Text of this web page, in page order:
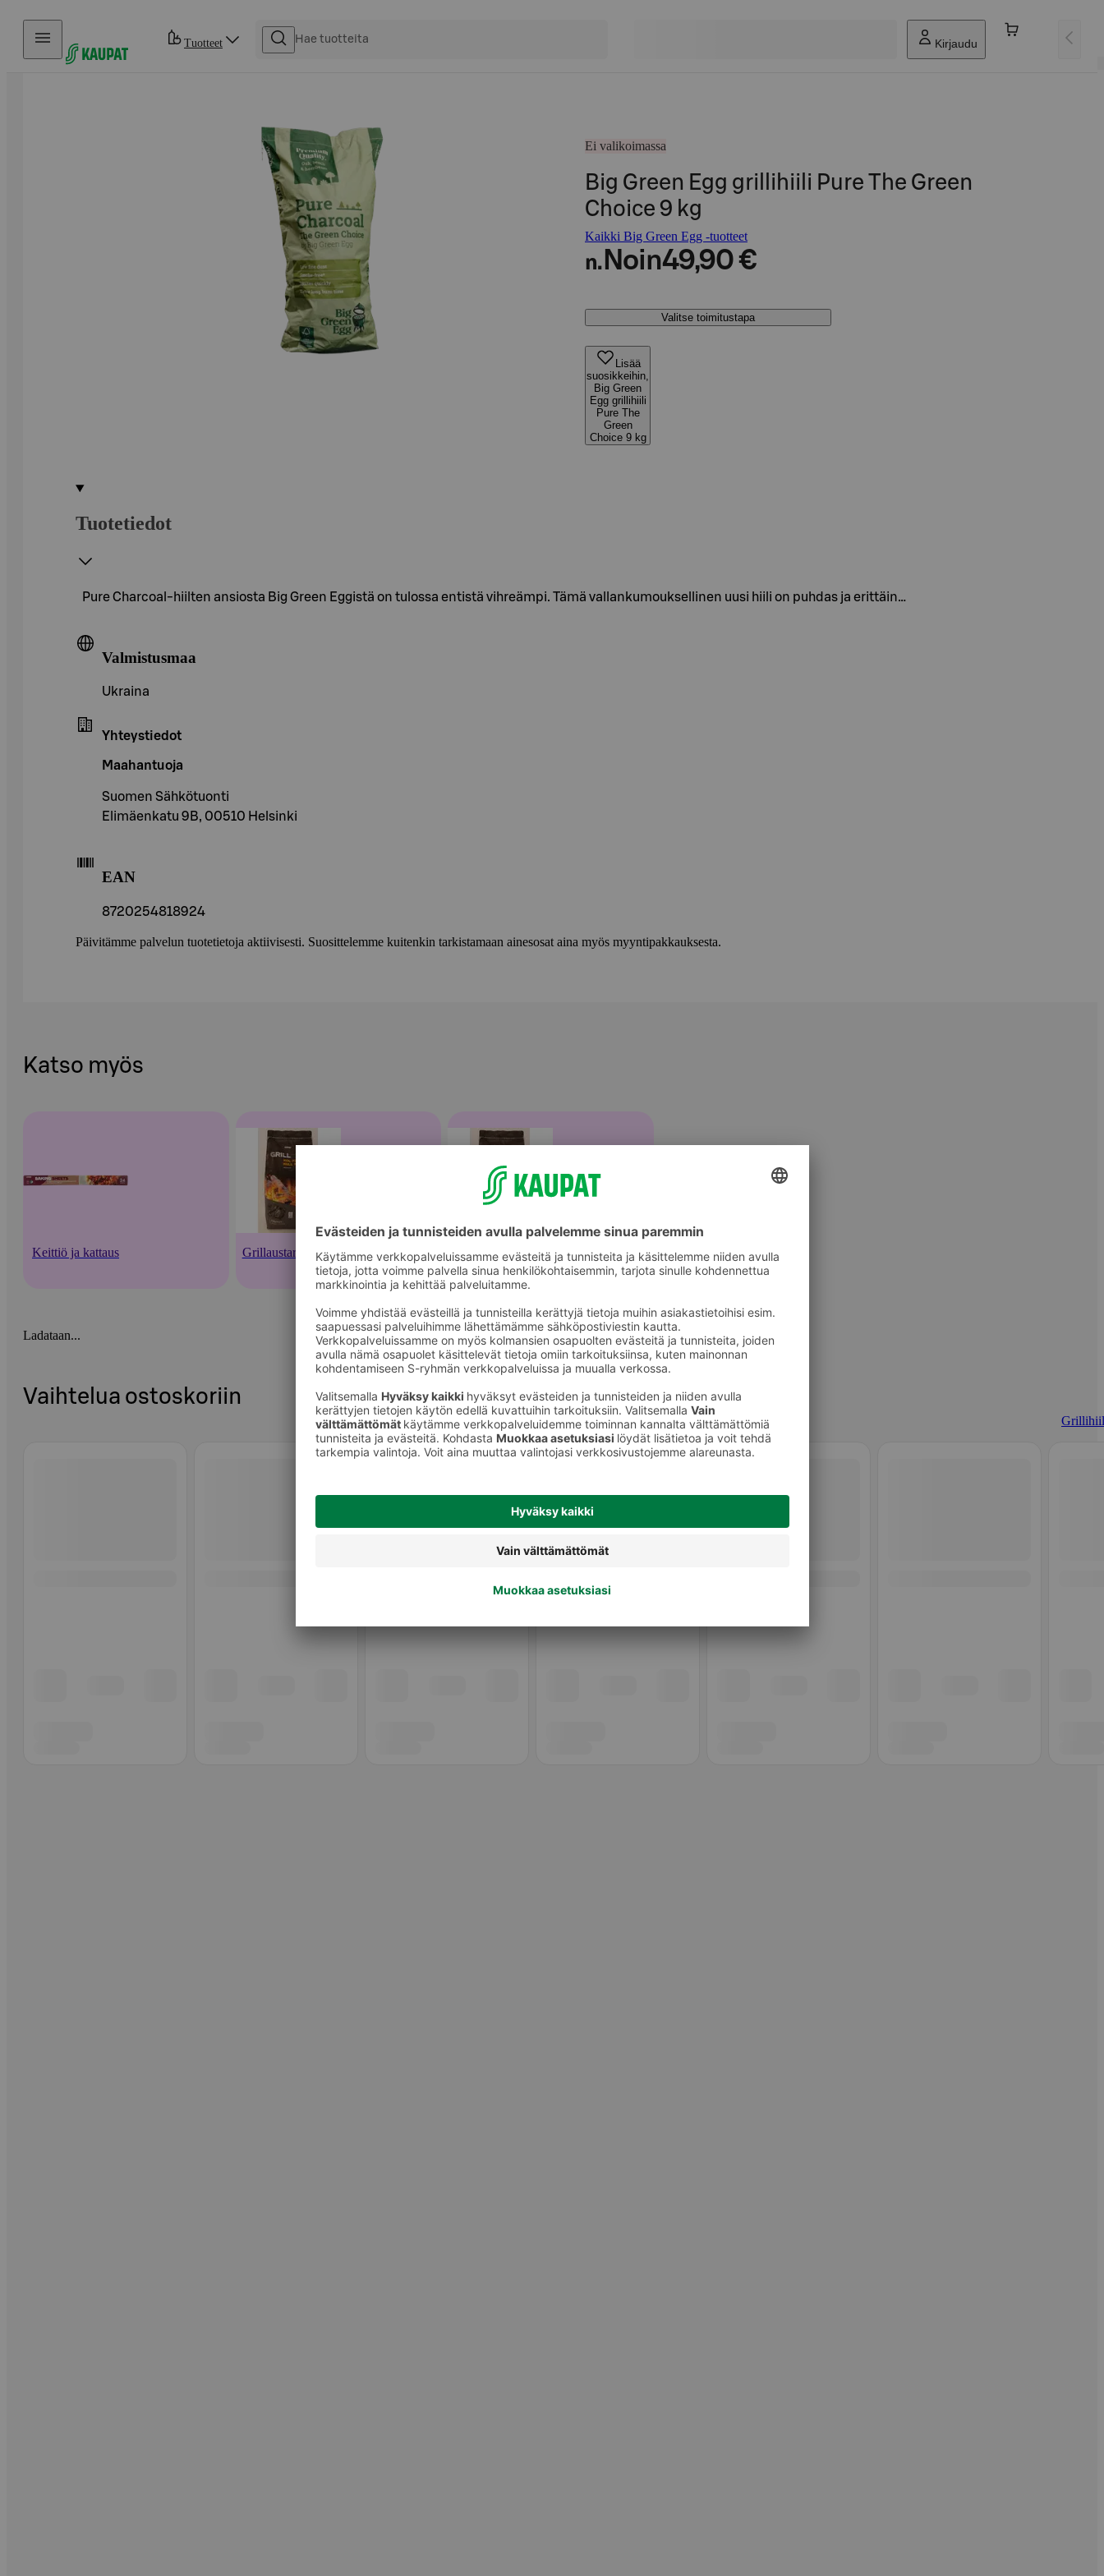
Hyppää sisältöön
Tuotteet Kirjaudu
Ei valikoimassa
Big Green Egg grillihiili Pure The Green
Choice 9 kg
Kaikki Big Green Egg -tuotteet
n. Noin49,90 €
Valitse toimitustapa
Lisää
suosikkeihin,
Big Green
Egg grillihiili
Pure The
Green
Choice 9 kg
Tuotetiedot
Pure Charcoal-hiilten ansiosta Big Green Eggistä on tulossa entistä vihreämpi. Tämä vallankumouksellinen uusi hiili on puhdas ja erittäin…
Valmistusmaa
Ukraina
Yhteystiedot
Maahantuoja
Suomen Sähkötuonti
Elimäenkatu 9B, 00510 Helsinki
EAN
8720254818924
Päivitämme palvelun tuotetietoja aktiivisesti. Suosittelemme kuitenkin tarkistamaan ainesosat aina myös myyntipakkauksesta.
Katso myös
Keittiö ja kattaus Grillaustarvikkeet Grillihiilet
Ladataan...
Vaihtelua ostoskoriin